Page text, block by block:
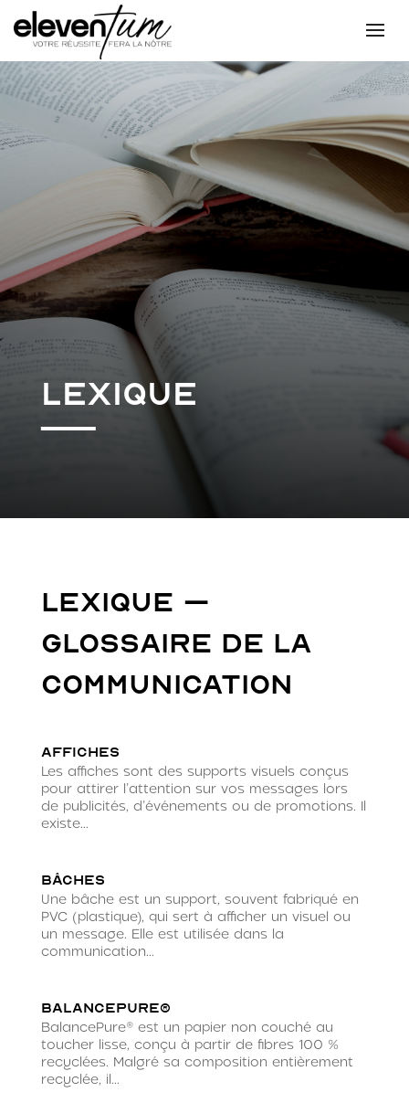
Lexique
LEXIQUE –
GLOSSAIRE DE LA
COMMUNICATION
Affiches
Les affiches sont des supports visuels conçus
pour attirer l’attention sur vos messages lors
de publicités, d’événements ou de promotions. Il
existe...
Bâches
Une bâche est un support, souvent fabriqué en
PVC (plastique), qui sert à afficher un visuel ou
un message. Elle est utilisée dans la
communication...
BalancePure®
BalancePure® est un papier non couché au
toucher lisse, conçu à partir de fibres 100 %
recyclées. Malgré sa composition entièrement
recyclée, il...